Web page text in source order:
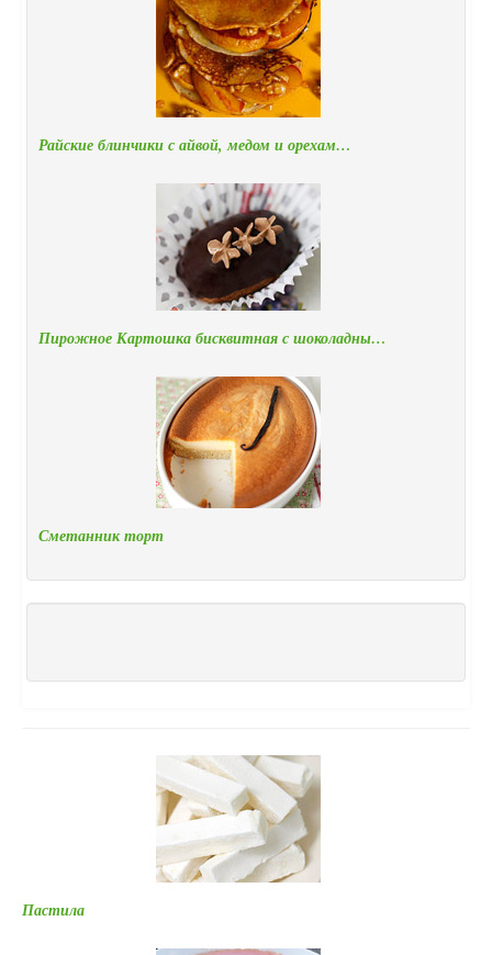
Райские блинчики с айвой, медом и орехам…
Пирожное Картошка бисквитная с шоколадны…
Сметанник торт
Пастила